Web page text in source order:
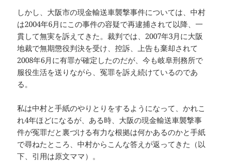
しかし、大阪市の現金輸送車襲撃事件については、中村
は2004年6月にこの事件の容疑で再逮捕されて以降、一
貫して無実を訴えてきた。裁判では、2007年3月に大阪
地裁で無期懲役判決を受け、控訴、上告も棄却されて
2008年6月に有罪が確定したのだが、今も岐阜刑務所で
服役生活を送りながら、冤罪を訴え続けているのであ
る。
私は中村と手紙のやりとりをするようになって、かれこ
れ4年ほどになるが、ある時、大阪の現金輸送車襲撃事
件が冤罪だと裏づける有力な根拠は何かあるのかと手紙
で尋ねたところ、中村からこんな答えが返ってきた（以
下、引用は原文ママ）。